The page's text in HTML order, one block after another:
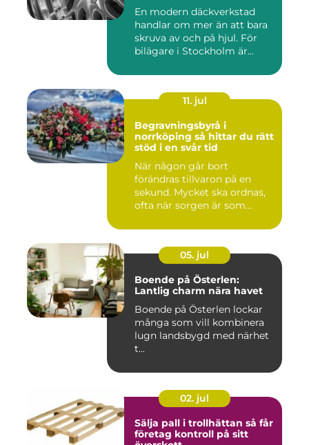
En modern däckverkstad
handlar om mer än att bara
skruva av och på hjul. För
bilägare i Stockholm är...
11. jul
Begravningsbyrå i
norrköping så hittar du rätt
stöd i en svår tid
När någon går bort
förändras tillvaron på en
sekund. Mycket ska ordnas,
ofta när sorgen är som
05. jul
Boende på Österlen:
Lantlig charm nära havet
Boende på Österlen lockar
många som vill kombinera
lugn landsbygd med närhet
t...
02. jul
Sälja pall i trollhättan så får
företag kontroll på sitt